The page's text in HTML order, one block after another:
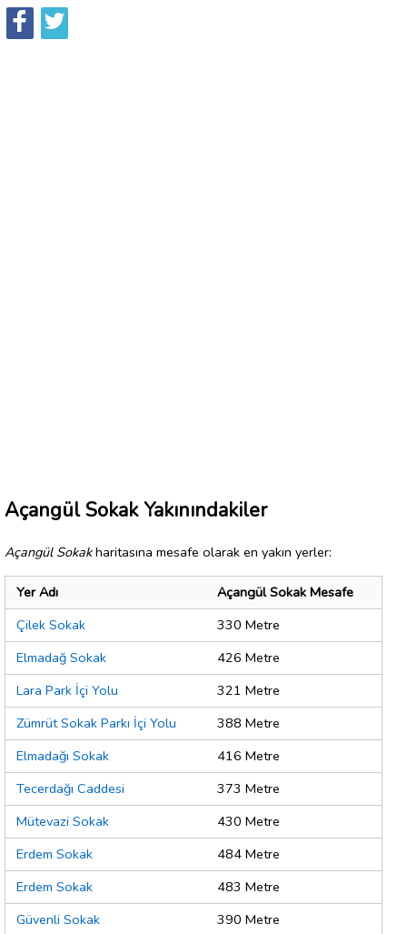
Açangül Sokak Yakınındakiler
Açangül Sokakharitasına mesafe olarak en yakın yerler:
Yer Adı
Açangül Sokak Mesafe
Çilek Sokak
330 Metre
Elmadağ Sokak
426 Metre
Lara Park İçi Yolu
321 Metre
Zümrüt Sokak Parkı İçi Yolu
388 Metre
Elmadağı Sokak
416 Metre
Tecerdağı Caddesi
373 Metre
Mütevazi Sokak
430 Metre
Erdem Sokak
484 Metre
Erdem Sokak
483 Metre
Güvenli Sokak
390 Metre